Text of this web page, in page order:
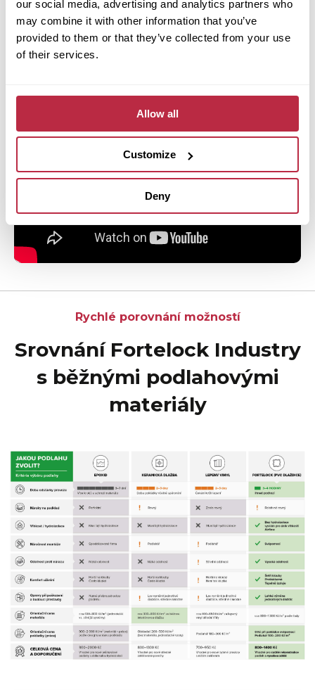
our social media, advertising and analytics partners who
may combine it with other information that you’ve
provided to them or that they’ve collected from your use
of their services.
Allow all
Customize
Deny
Pokud chcete mít instalaci naprosto bez starostí,
můžete využít našiprofesionální pokládku.
Postaráme se o vše – od přípravy podkladu až po
Rychlé porovnání možností
Srovnání Fortelock Industry
s běžnými podlahovými
materiály